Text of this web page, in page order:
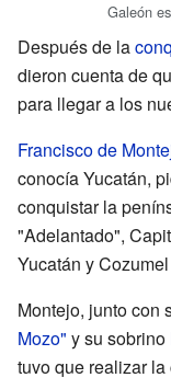
Galeón
Después de la
dieron cuenta de
para llegar a los
Francisco de
conocía Yucatán,
conquistar la
"Adelantado",
Yucatán y
Montejo, junto con
Mozo" y su sobrino
tuvo que realizar